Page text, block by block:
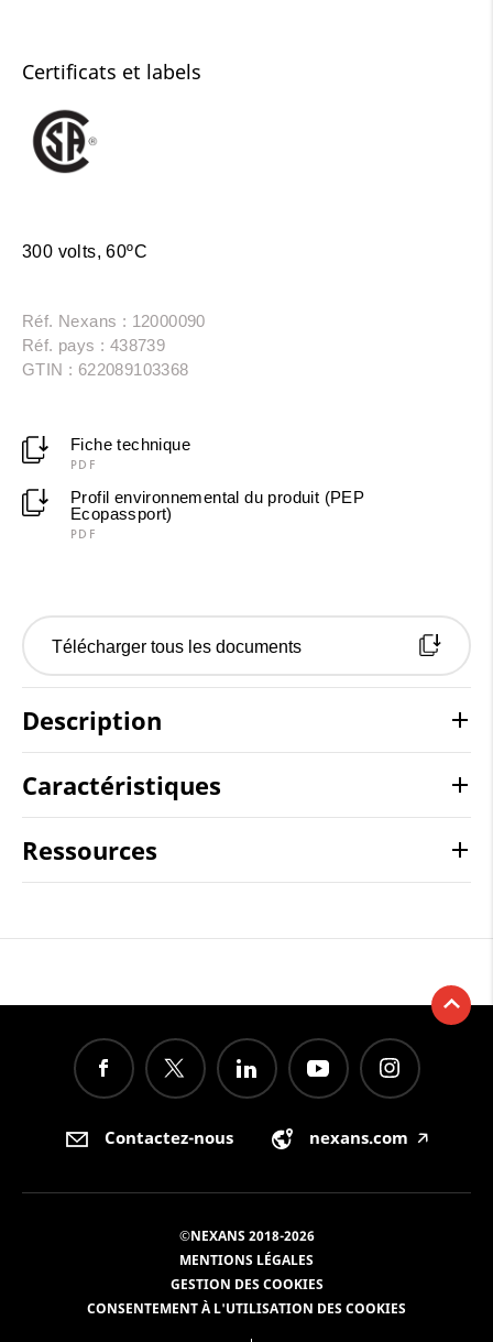
Certificats et labels
300 volts, 60ºC
Réf. Nexans : 12000090
Réf. pays : 438739
GTIN : 622089103368
Fiche technique
PDF
Profil environnemental du produit (PEP
Ecopassport)
PDF
Télécharger tous les documents
Description
Caractéristiques
Ressources
Contactez-nous nexans.com 🡥
©NEXANS 2018-2026
MENTIONS LÉGALES
GESTION DES COOKIES
CONSENTEMENT À L'UTILISATION DES COOKIES